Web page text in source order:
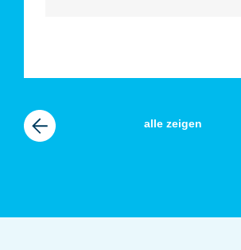
alle zeigen